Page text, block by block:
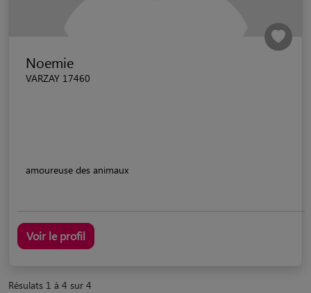
Noemie
VARZAY 17460
amoureuse des animaux
Voir le profil
Résulats 1 à 4 sur 4